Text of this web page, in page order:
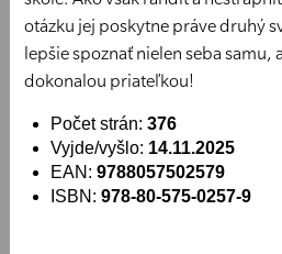
otázku jej poskytne práve druhý
lepšie spoznať nielen seba samu,
dokonalou priateľkou!
Počet strán: 376
Vyjde/vyšlo: 14.11.2025
EAN: 9788057502579
ISBN: 978-80-575-0257-9